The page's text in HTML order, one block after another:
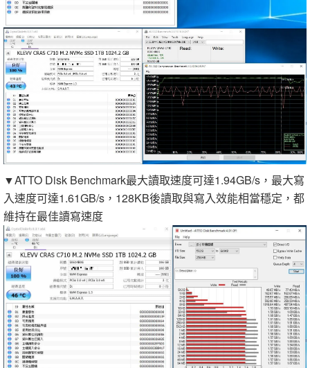
▼ATTO Disk Benchmark最大讀取速度可達1.94GB/s，最大寫
入速度可達1.61GB/s，128KB後讀取與寫入效能相當穩定，都
維持在最佳讀寫速度